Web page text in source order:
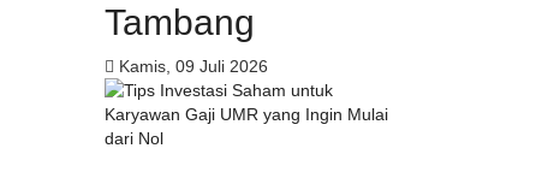
Tambang
Kamis, 09 Juli 2026